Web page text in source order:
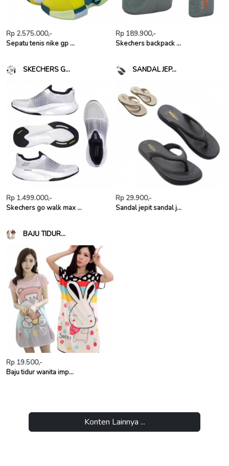
Rp 2.575.000,-
Sepatu tenis nike gp ...
Rp 189.900,-
Skechers backpack ...
SKECHERS G...
Rp 1.499.000,-
Skechers go walk max ...
SANDAL JEP...
Rp 29.900,-
Sandal jepit sandal j...
BAJU TIDUR...
Rp 19.500,-
Baju tidur wanita imp...
Konten Lainnya ...